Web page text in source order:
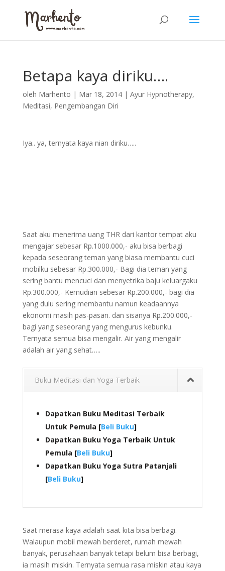
Betapa kaya diriku….
oleh Marhento | Mar 18, 2014| Ayur Hypnotherapy,
Meditasi, Pengembangan Diri
Iya.. ya, ternyata kaya nian diriku…..
Saat aku menerima uang THR dari kantor tempat aku
mengajar sebesar Rp.1000.000,- aku bisa berbagi
kepada seseorang teman yang biasa membantu cuci
mobilku sebesar Rp.300.000,- Bagi dia teman yang
sering bantu mencuci dan menyetrika baju keluargaku
Rp.300.000,- Kemudian sebesar Rp.200.000,- bagi dia
yang dulu sering membantu namun keadaannya
ekonomi masih pas-pasan. dan sisanya Rp.200.000,-
bagi yang seseorang yang mengurus kebunku.
Ternyata semua bisa mengalir. Air yang mengalir
adalah air yang sehat…..
Buku Meditasi dan Yoga Terbaik
Dapatkan Buku Meditasi Terbaik
Untuk Pemula [Beli Buku]
Dapatkan Buku Yoga Terbaik Untuk
Pemula [Beli Buku]
Dapatkan Buku Yoga Sutra Patanjali
[Beli Buku]
Saat merasa kaya adalah saat kita bisa berbagi.
Walaupun mobil mewah berderet, rumah mewah
banyak, perusahaan banyak tetapi belum bisa berbagi,
ia masih miskin. Ternyata semua rasa miskin atau kaya